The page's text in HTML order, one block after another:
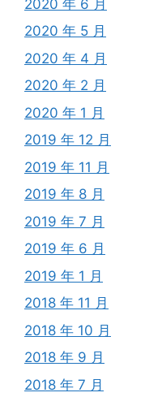
2020 年 6 月
2020 年 5 月
2020 年 4 月
2020 年 2 月
2020 年 1 月
2019 年 12 月
2019 年 11 月
2019 年 8 月
2019 年 7 月
2019 年 6 月
2019 年 1 月
2018 年 11 月
2018 年 10 月
2018 年 9 月
2018 年 7 月